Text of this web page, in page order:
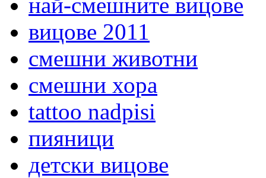
вицове 2011
смешни животни
смешни хора
tattoo nadpisi
пияници
детски вицове